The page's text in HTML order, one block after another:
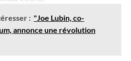
: "Joe Lubin, co-
annonce une révolution